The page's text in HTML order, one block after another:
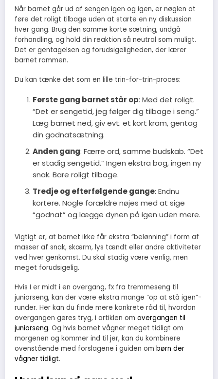
Når barnet går ud af sengen igen og igen, er nøglen at
føre det roligt tilbage uden at starte en ny diskussion
hver gang. Brug den samme korte sætning, undgå
forhandling, og hold din reaktion så neutral som muligt.
Det er gentagelsen og forudsigeligheden, der lærer
barnet rammen.
Du kan tænke det som en lille trin-for-trin-proces:
Første gang barnet står op: Mød det roligt.
“Det er sengetid, jeg følger dig tilbage i seng.”
Læg barnet ned, giv evt. et kort kram, gentag
din godnatsætning.
Anden gang: Færre ord, samme budskab. “Det
er stadig sengetid.” Ingen ekstra bog, ingen ny
snak. Bare roligt tilbage.
Tredje og efterfølgende gange: Endnu
kortere. Nogle forældre nøjes med at sige
“godnat” og lægge dynen på igen uden mere.
Vigtigt er, at barnet ikke får ekstra “belønning” i form af
masser af snak, skærm, lys tændt eller andre aktiviteter
ved hver genkomst. Du skal stadig være venlig, men
meget forudsigelig.
Hvis I er midt i en overgang, fx fra tremmeseng til
juniorseng, kan der være ekstra mange “op at stå igen”-
runder. Her kan du finde mere konkrete råd til, hvordan
overgangen gøres tryg, i artiklen om overgangen til
juniorseng. Og hvis barnet vågner meget tidligt om
morgenen og kommer ind til jer, kan du kombinere
ovenstående med forslagene i guiden om børn der
vågner tidligt.